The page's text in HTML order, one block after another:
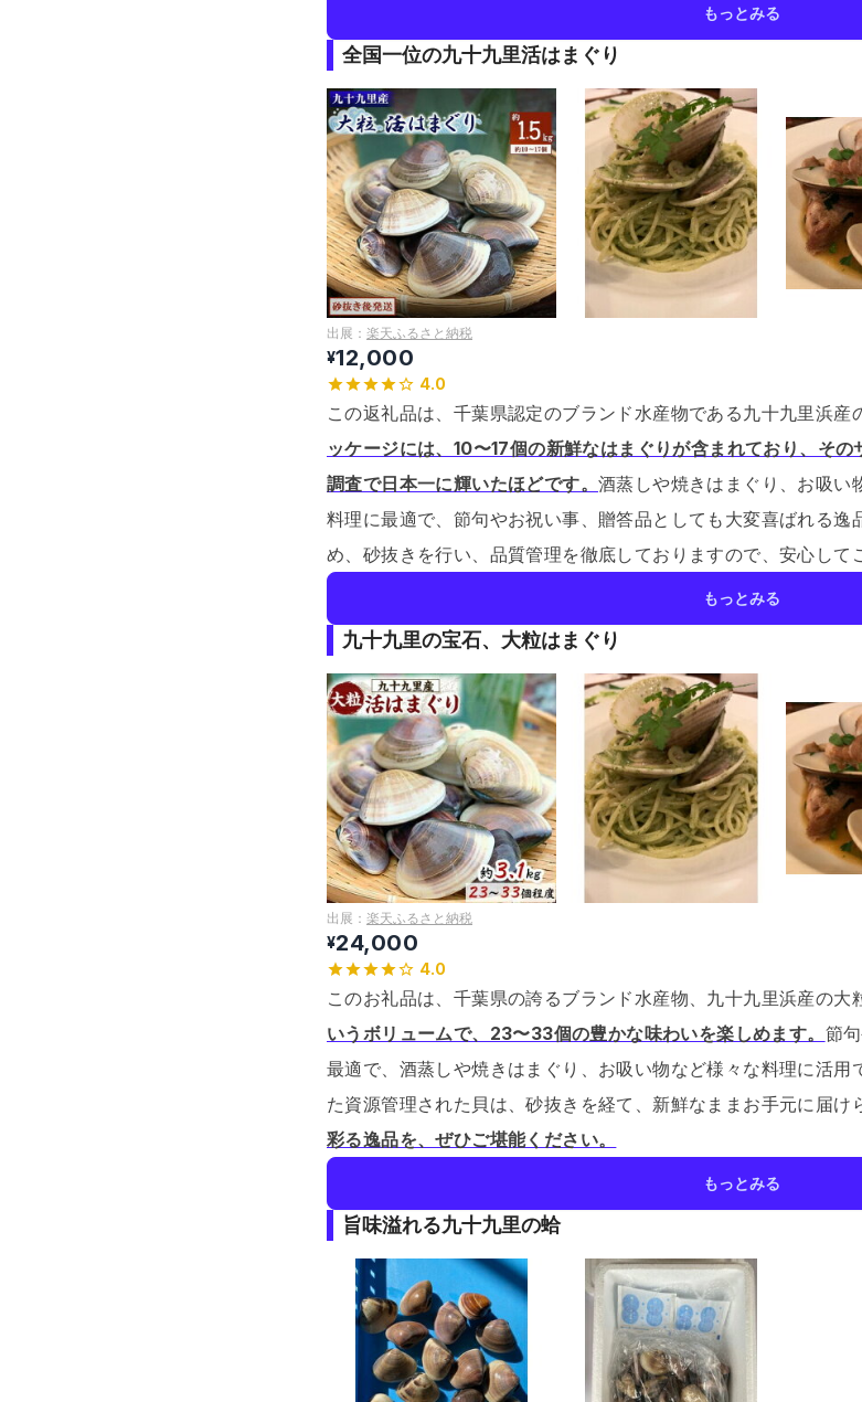
もっとみる
全国一位の九十九里活はまぐり
出展： 楽天ふるさと納税
¥12,000
4.0
この返礼品は、千葉県認定のブランド水産物である九十九里浜産
ッケージには、10〜17個の新鮮なはまぐりが含まれており、そ
調査で日本一に輝いたほどです。 酒蒸しや焼きはまぐり、お吸い
料理に最適で、節句やお祝い事、贈答品としても大変喜ばれる逸
め、砂抜きを行い、品質管理を徹底しておりますので、安心して
もっとみる
九十九里の宝石、大粒はまぐり
出展： 楽天ふるさと納税
¥24,000
4.0
このお礼品は、千葉県の誇るブランド水産物、九十九里浜産の大
いうボリュームで、23〜33個の豊かな味わいを楽しめます。 節
最適で、酒蒸しや焼きはまぐり、お吸い物など様々な料理に活用
た資源管理された貝は、砂抜きを経て、新鮮なままお手元に届け
彩る逸品を、ぜひご堪能ください。
もっとみる
旨味溢れる九十九里の蛤